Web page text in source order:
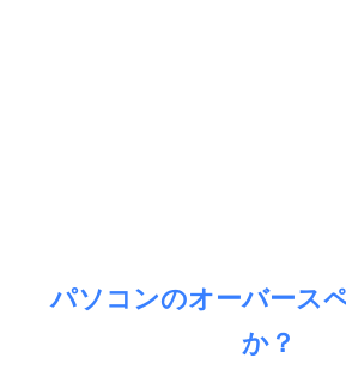
パソコンのオーバース
か？